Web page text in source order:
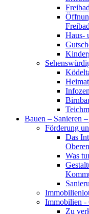
Freibad
Haus-
Bauen – Sanieren
Förderung
Das
Was
Immobilien -
Zu